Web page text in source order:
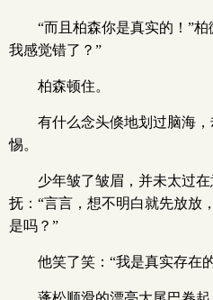
“而且柏森你是真实的！”
我感觉错了？”
柏森顿住。
有什么念头倏地划过脑海
惕。
少年皱了皱眉，并未太过
抚：“言言，想不明白就先放放
是吗？”
他笑了笑：“我是真实存在